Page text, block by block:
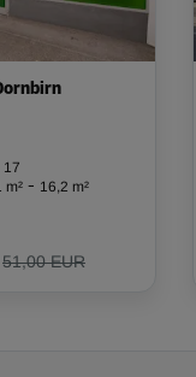
17
m² - 16,2 m²
51,00 EUR